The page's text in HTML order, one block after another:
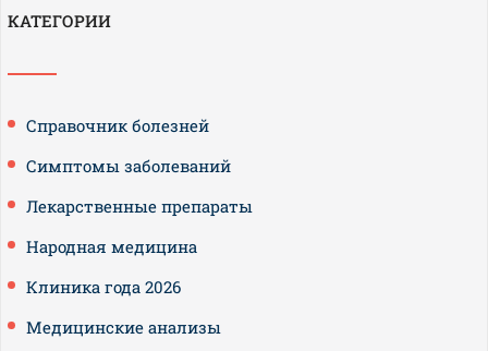
КАТЕГОРИИ
Справочник болезней
Симптомы заболеваний
Лекарственные препараты
Народная медицина
Клиника года 2026
Медицинские анализы